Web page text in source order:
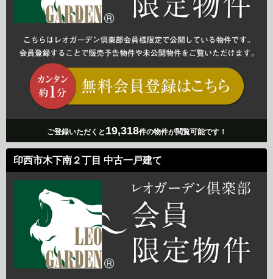
ご登録いただくと 19,318件の物件が閲覧可能です！
印西市木下南２丁目 中古一戸建て